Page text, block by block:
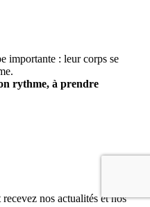
importante : leur corps se
rythme, à prendre
recevez nos actualités et nos